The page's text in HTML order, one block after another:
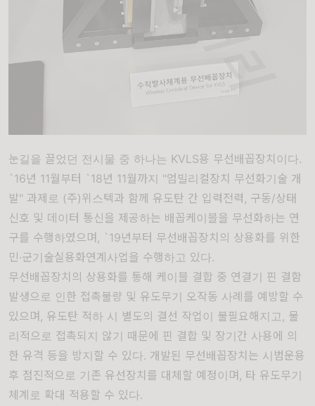
눈길을 끌었던 전시물 중 하나는 KVLS용 무선배꼽장치이다.
`16년 11월부터 `18년 11월까지 "엄빌리컬장치 무선화기술 개
발" 과제로 (주)위스텍과 함께 유도탄 간 입력전력, 구동/상태
신호 및 데이터 통신을 제공하는 배꼽케이블을 무선화하는 연
구를 수행하였으며, `19년부터 무선배꼽장치의 상용화를 위한
민·군기술실용화연계사업을 수행하고 있다.
무선배꼽장치의 상용화를 통해 케이블 결합 중 연결기 핀 결함
발생으로 인한 접촉불량 및 유도무기 오작동 사례를 예방할 수
있으며, 유도탄 적하 시 별도의 결선 작업이 불필요해지고, 물
리적으로 접촉되지 않기 때문에 핀 결합 및 장기간 사용에 의
한 유격 등을 방지할 수 있다. 개발된 무선배꼽장치는 시범운용
후 점진적으로 기존 유선장치를 대체할 예정이며, 타 유도무기
체계로 확대 적용할 수 있다.